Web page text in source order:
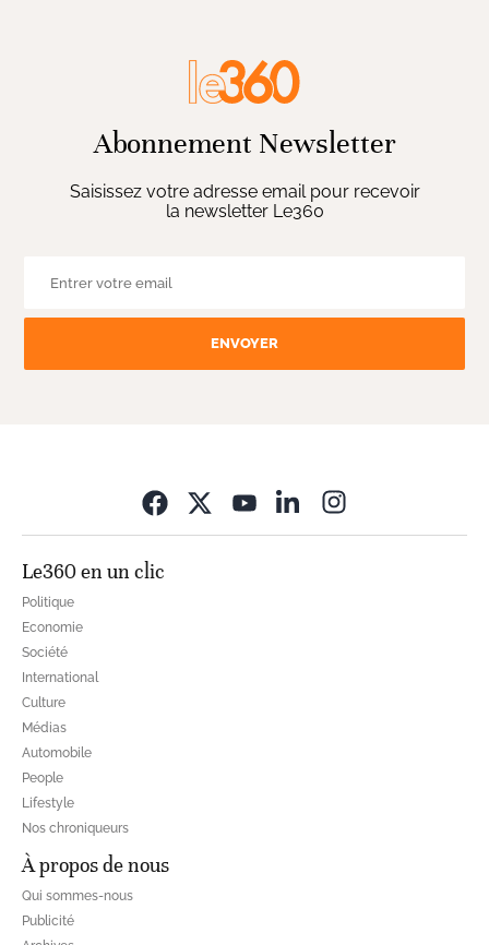
Abonnement Newsletter
Saisissez votre adresse email pour recevoir
la newsletter Le360
ENVOYER
Le360 en un clic
Politique
Economie
Société
International
Culture
Médias
Automobile
People
Lifestyle
Nos chroniqueurs
À propos de nous
Qui sommes-nous
Publicité